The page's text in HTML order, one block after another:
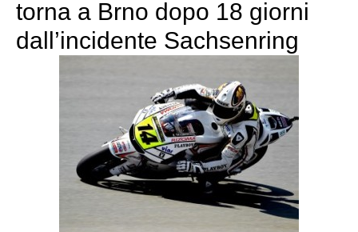
torna a Brno dopo 18 giorni
dall’incidente Sachsenring